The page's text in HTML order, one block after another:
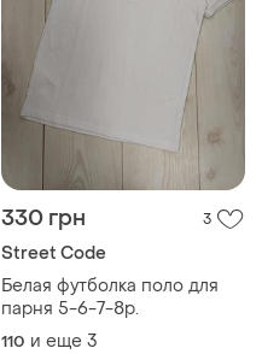
330 грн 3
Street Code
Белая футболка поло для
парня 5-6-7-8р.
110 и еще 3